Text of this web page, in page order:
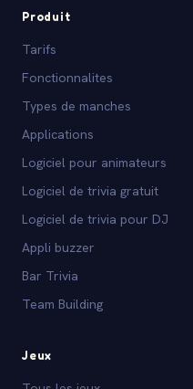
Produit
Tarifs
Fonctionnalites
Types de manches
Applications
Logiciel pour animateurs
Logiciel de trivia gratuit
Logiciel de trivia pour DJ
Appli buzzer
Bar Trivia
Team Building
Jeux